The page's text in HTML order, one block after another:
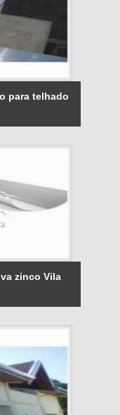
para telhado
zinco Vila